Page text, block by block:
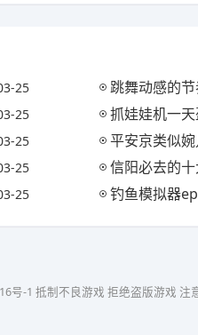
25 跳舞动感的节奏感
25 抓娃娃机一天
25 平安京类似婉儿
25 信阳必去的十大景
25 钓鱼模拟器
号-1 抵制不良游戏 拒绝盗版游戏 注